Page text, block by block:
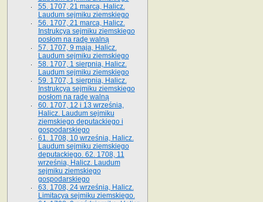
55. 1707, 21 marca, Halicz.
Laudum sejmiku ziemskiego
56. 1707, 21 marca, Halicz.
Instrukcya sejmiku ziemskiego
posłom na radę walną
57. 1707, 9 maja, Halicz.
Laudum sejmiku ziemskiego
58. 1707, 1 sierpnia, Halicz.
Laudum sejmiku ziemskiego
59. 1707, 1 sierpnia, Halicz.
Instrukcya sejmiku ziemskiego
posłom na radę walną
60. 1707, 12 i 13 września,
Halicz. Laudum sejmiku
ziemskiego deputackiego i
gospodarskiego
61. 1708, 10 września, Halicz.
Laudum sejmiku ziemskiego
deputackiego. 62. 1708, 11
września, Halicz. Laudum
sejmiku ziemskiego
gospodarskiego
63. 1708, 24 września, Halicz.
Limitacya sejmiku ziemskiego.